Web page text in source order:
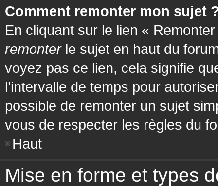
Comment remonter mon sujet
En cliquant sur le lien «
remonterle sujet en haut du
voyez pas ce lien, cela signifie
l’intervalle de temps pour
possible de remonter un sujet
vous de respecter les règles du
Haut
Mise en forme et types